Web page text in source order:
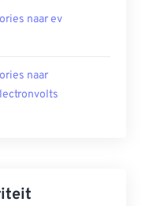
naar ev
naar